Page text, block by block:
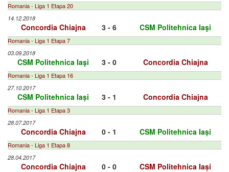
Romania - Liga 1 Etapa 20
14.12.2018
Concordia Chiajna 3 - 6 CSM Politehnica Iaşi
Romania - Liga 1 Etapa 7
03.09.2018
CSM Politehnica Iaşi 3 - 0 Concordia Chiajna
Romania - Liga 1 Etapa 16
27.10.2017
CSM Politehnica Iași 3 - 1 Concordia Chiajna
Romania - Liga 1 Etapa 3
28.07.2017
Concordia Chiajna 0 - 1 CSM Politehnica Iași
Romania - Liga 1 Etapa 8
28.04.2017
Concordia Chiajna 0 - 0 CSM Politehnica Iași